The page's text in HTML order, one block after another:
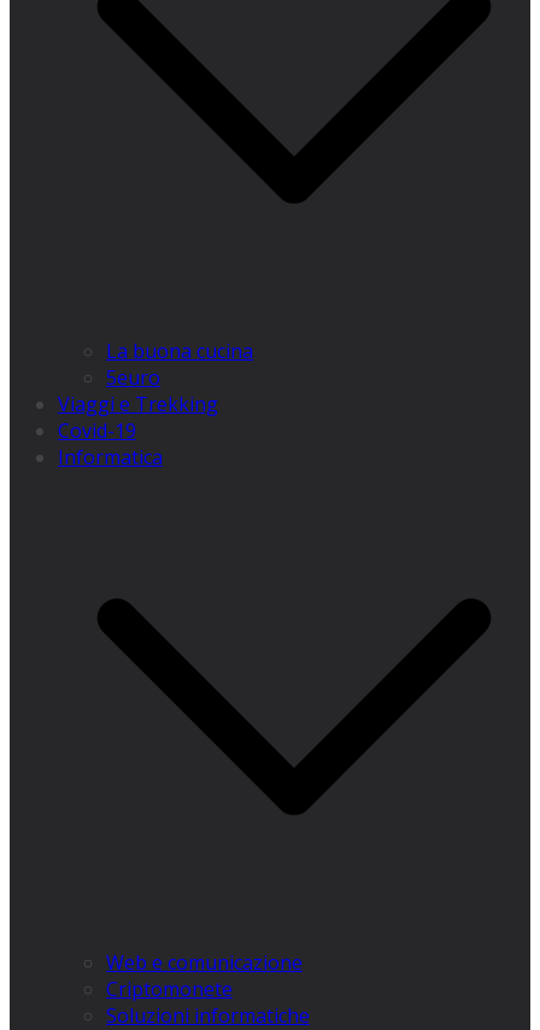
La buona cucina
5euro
Viaggi e Trekking
Covid-19
Informatica
Web e comunicazione
Criptomonete
Soluzioni informatiche